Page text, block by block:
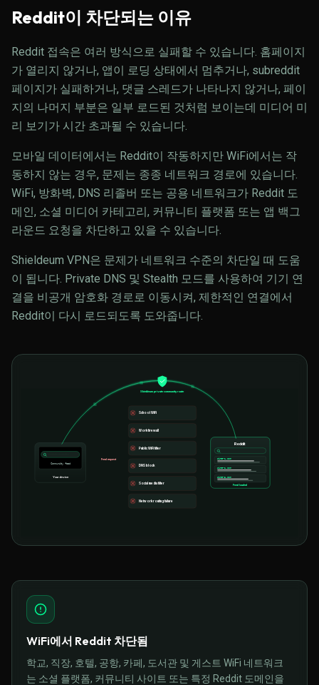
Reddit이 차단되는 이유
Reddit 접속은 여러 방식으로 실패할 수 있습니다. 홈페이지
가 열리지 않거나, 앱이 로딩 상태에서 멈추거나, subreddit
페이지가 실패하거나, 댓글 스레드가 나타나지 않거나, 페이
지의 나머지 부분은 일부 로드된 것처럼 보이는데 미디어 미
리 보기가 시간 초과될 수 있습니다.
모바일 데이터에서는 Reddit이 작동하지만 WiFi에서는 작
동하지 않는 경우, 문제는 종종 네트워크 경로에 있습니다.
WiFi, 방화벽, DNS 리졸버 또는 공용 네트워크가 Reddit 도
메인, 소셜 미디어 카테고리, 커뮤니티 플랫폼 또는 앱 백그
라운드 요청을 차단하고 있을 수 있습니다.
Shieldeum VPN은 문제가 네트워크 수준의 차단일 때 도움
이 됩니다. Private DNS 및 Stealth 모드를 사용하여 기기 연
결을 비공개 암호화 경로로 이동시켜, 제한적인 연결에서
Reddit이 다시 로드되도록 도와줍니다.
Community feed
Your device
Feed request
School WiFi
Work firewall
Public WiFi filter
DNS block
Social media filter
Network routing failure
Reddit
site-1.com
site-2 .com
site-3 .com
Feed loaded
Shieldeum private community route
WiFi에서 Reddit 차단됨
학교, 직장, 호텔, 공항, 카페, 도서관 및 게스트 WiFi 네트워크
는 소셜 플랫폼, 커뮤니티 사이트 또는 특정 Reddit 도메인을